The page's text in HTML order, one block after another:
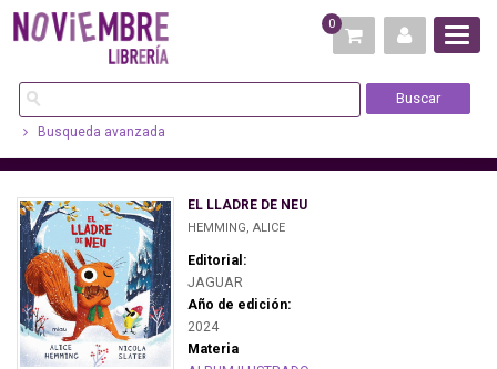
0
Busqueda avanzada
EL LLADRE DE NEU
HEMMING, ALICE
Editorial:
JAGUAR
Año de edición:
2024
Materia